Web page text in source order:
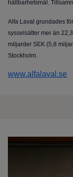
hållbarhetsmål.
Alfa Laval grundades
sysselsätter mer än
miljarder SEK (5,8
Stockholm.
www.alfalaval.se